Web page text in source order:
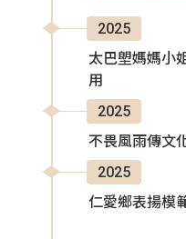
2025
太巴塱媽媽小
用
2025
不畏風雨傳文
2025
仁愛鄉表揚模